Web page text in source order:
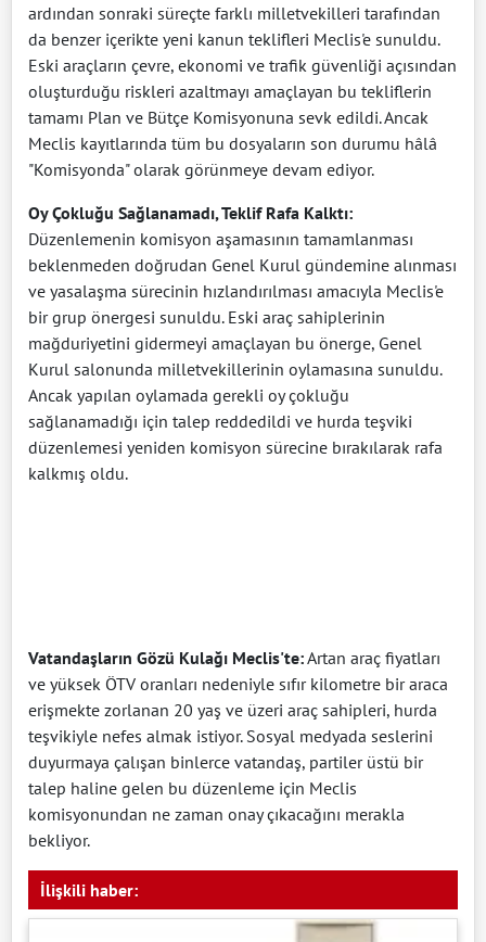
ardından sonraki süreçte farklı milletvekilleri tarafından
da benzer içerikte yeni kanun teklifleri Meclis'e sunuldu.
Eski araçların çevre, ekonomi ve trafik güvenliği açısından
oluşturduğu riskleri azaltmayı amaçlayan bu tekliflerin
tamamı Plan ve Bütçe Komisyonuna sevk edildi. Ancak
Meclis kayıtlarında tüm bu dosyaların son durumu hâlâ
"Komisyonda" olarak görünmeye devam ediyor.
Oy Çokluğu Sağlanamadı, Teklif Rafa Kalktı:
Düzenlemenin komisyon aşamasının tamamlanması
beklenmeden doğrudan Genel Kurul gündemine alınması
ve yasalaşma sürecinin hızlandırılması amacıyla Meclis'e
bir grup önergesi sunuldu. Eski araç sahiplerinin
mağduriyetini gidermeyi amaçlayan bu önerge, Genel
Kurul salonunda milletvekillerinin oylamasına sunuldu.
Ancak yapılan oylamada gerekli oy çokluğu
sağlanamadığı için talep reddedildi ve hurda teşviki
düzenlemesi yeniden komisyon sürecine bırakılarak rafa
kalkmış oldu.
Vatandaşların Gözü Kulağı Meclis'te:Artan araç fiyatları
ve yüksek ÖTV oranları nedeniyle sıfır kilometre bir araca
erişmekte zorlanan 20 yaş ve üzeri araç sahipleri, hurda
teşvikiyle nefes almak istiyor. Sosyal medyada seslerini
duyurmaya çalışan binlerce vatandaş, partiler üstü bir
talep haline gelen bu düzenleme için Meclis
komisyonundan ne zaman onay çıkacağını merakla
bekliyor.
İlişkili haber: